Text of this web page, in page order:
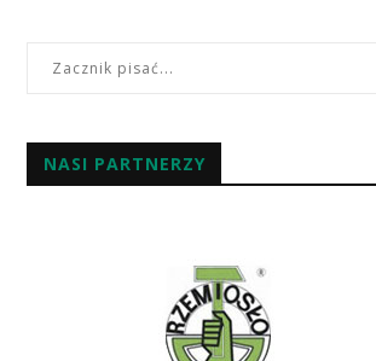
NASI PARTNERZY